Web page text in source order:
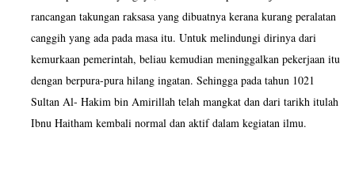
rancangan takungan raksasa yang dibuatnya kerana kurang peralatan
canggih yang ada pada masa itu. Untuk melindungi dirinya dari
kemurkaan pemerintah, beliau kemudian meninggalkan pekerjaan itu
dengan berpura-pura hilang ingatan. Sehingga pada tahun 1021
Sultan Al- Hakim bin Amirillah telah mangkat dan dari tarikh itulah
Ibnu Haitham kembali normal dan aktif dalam kegiatan ilmu.